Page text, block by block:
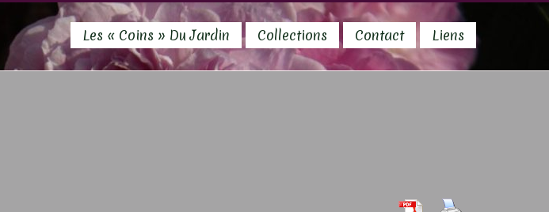
Les « Coins » Du Jardin Collections Contact Liens